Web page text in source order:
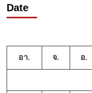
Date
อา. จ. อ.